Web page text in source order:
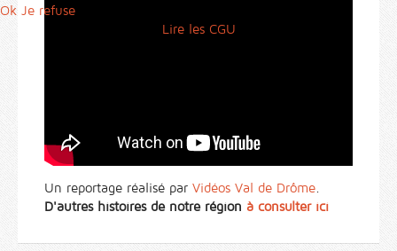
Un reportage réalisé par Vidéos Val de Drôme
D'autres histoires de notre région à consulter ici
Ok Je refuse
Lire les CGU